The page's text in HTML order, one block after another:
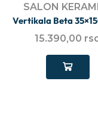
SALON
Vertikala Beta
15.390,00